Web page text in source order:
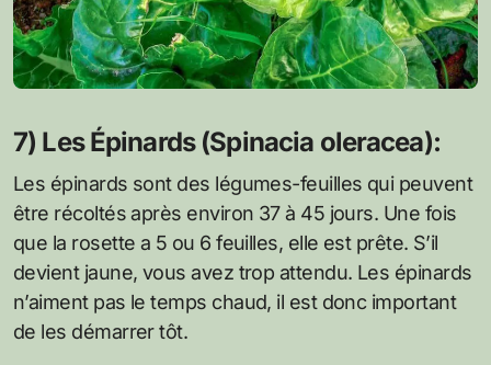
7) Les Épinards (Spinacia oleracea):
Les épinards sont des légumes-feuilles qui peuvent
être récoltés après environ 37 à 45 jours. Une fois
que la rosette a 5 ou 6 feuilles, elle est prête. S’il
devient jaune, vous avez trop attendu. Les épinards
n’aiment pas le temps chaud, il est donc important
de les démarrer tôt.